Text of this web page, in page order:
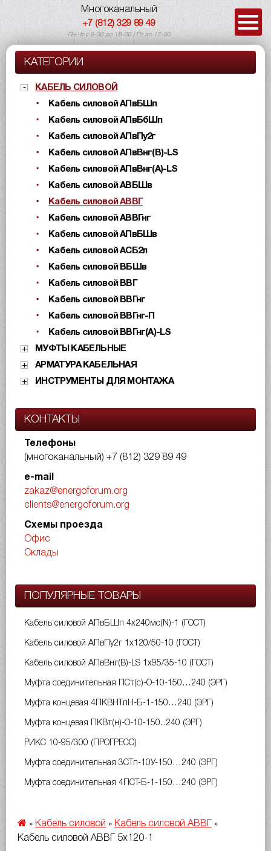
Многоканальный
+7 (812) 329 89 49
Пн-Чт с 9-00 до 18-00 | Пт до 17-00
КАТЕГОРИИ
КАБЕЛЬ СИЛОВОЙ
Кабель силовой АПвБШп
Кабель силовой АПвБбШп
Кабель силовой АПвПу2г
Кабель силовой АПвВнг(B)-LS
Кабель силовой АПвВнг(A)-LS
Кабель силовой АВБШв
Кабель силовой АВВГ
Кабель силовой АВВГнг
Кабель силовой АПвБШв
Кабель силовой АСБ2л
Кабель силовой ВБШв
Кабель силовой ВВГ
Кабель силовой ВВГнг
Кабель силовой ВВГнг-П
Кабель силовой ВВГнг(А)-LS
МУФТЫ КАБЕЛЬНЫЕ
АРМАТУРА КАБЕЛЬНАЯ
ИНСТРУМЕНТЫ ДЛЯ МОНТАЖА
КОНТАКТЫ
Телефоны
(многоканальный) +7 (812) 329 89 49
e-mail
zakaz@energoforum.org
clients@energoforum.org
Схемы проезда
Офис
Склады
ПОПУЛЯРНЫЕ ТОВАРЫ
Кабель силовой АПвБШп 4х240мс(N)-1 (ГОСТ)
Кабель силовой АПвПу2г 1х120/50-10 (ГОСТ)
Кабель силовой АПвВнг(B)-LS 1х95/35-10 (ГОСТ)
Муфта соединительная ПСт(с)-О-10-150…240 (ЭРГ)
Муфта концевая 4ПКВНТпН-Б-1-150…240 (ЭРГ)
Муфта концевая ПКВт(н)-О-10-150...240 (ЭРГ)
РИКС 10-95/300 (ПРОГРЕСС)
Муфта соединительная 3СТп-10У-150…240 (ЭРГ)
Муфта соединительная 4ПСТ-Б-1-150…240 (ЭРГ)
» Кабель силовой » Кабель силовой АВВГ
»
Кабель силовой АВВГ 5х120-1